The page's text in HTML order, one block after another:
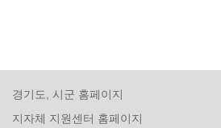
경기도, 시군 홈페이지
지자체 지원센터 홈페이지